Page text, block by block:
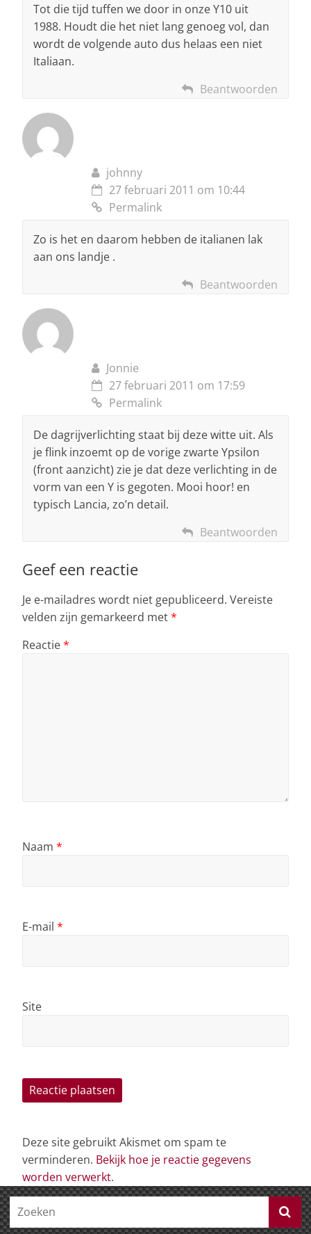
Tot die tijd tuffen we door in onze Y10 uit
1988. Houdt die het niet lang genoeg vol, dan
wordt de volgende auto dus helaas een niet
Italiaan.
Beantwoorden
johnny
27 februari 2011 om 10:44
Permalink
Zo is het en daarom hebben de italianen lak
aan ons landje .
Beantwoorden
Jonnie
27 februari 2011 om 17:59
Permalink
De dagrijverlichting staat bij deze witte uit. Als
je flink inzoemt op de vorige zwarte Ypsilon
(front aanzicht) zie je dat deze verlichting in de
vorm van een Y is gegoten. Mooi hoor! en
typisch Lancia, zo’n detail.
Beantwoorden
Geef een reactie
Je e-mailadres wordt niet gepubliceerd. Vereiste
velden zijn gemarkeerd met*
Reactie*
Naam *
E-mail *
Site
Deze site gebruikt Akismet om spam te
verminderen. Bekijk hoe je reactie gegevens
worden verwerkt.